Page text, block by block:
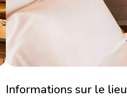
Informations sur le lieu